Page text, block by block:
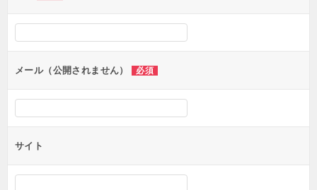
シ
ンメール（公開されません） 必須
サイト